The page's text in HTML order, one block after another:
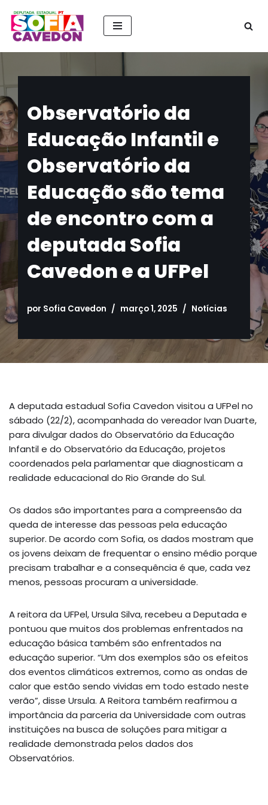
Pular
conteúdo
Observatório da
Educação Infantil e
Observatório da
Educação são tema
de encontro com a
deputada Sofia
Cavedon e a UFPel
por Sofia Cavedon março 1, 2025 Notícias
A deputada estadual Sofia Cavedon visitou a UFPel no
sábado (22/2), acompanhada do vereador Ivan Duarte,
para divulgar dados do Observatório da Educação
Infantil e do Observatório da Educação, projetos
coordenados pela parlamentar que diagnosticam a
realidade educacional do Rio Grande do Sul.
Os dados são importantes para a compreensão da
queda de interesse das pessoas pela educação
superior. De acordo com Sofia, os dados mostram que
os jovens deixam de frequentar o ensino médio porque
precisam trabalhar e a consequência é que, cada vez
menos, pessoas procuram a universidade.
A reitora da UFPel, Ursula Silva, recebeu a Deputada e
pontuou que muitos dos problemas enfrentados na
educação básica também são enfrentados na
educação superior. “Um dos exemplos são os efeitos
dos eventos climáticos extremos, como as ondas de
calor que estão sendo vividas em todo estado neste
verão”, disse Ursula. A Reitora também reafirmou a
importância da parceria da Universidade com outras
instituições na busca de soluções para mitigar a
realidade demonstrada pelos dados dos
Observatórios.